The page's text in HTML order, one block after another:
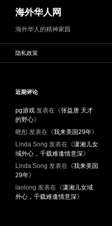
海外华人网
海外华人的精神家园
隐私政策
近期评论
pg游戏 发表在《张益唐 天才
的野心》
晓彤 发表在《我来美国29年》
Linda.Song 发表在《潇湘儿女
域外心，千载难逢情意深》
Linda.Song 发表在《我来美国
29年》
laolong 发表在《潇湘儿女域
外心，千载难逢情意深》